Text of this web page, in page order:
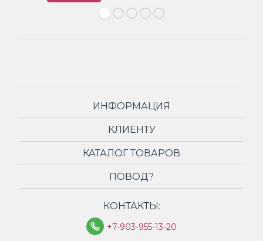
ИНФОРМАЦИЯ
КЛИЕНТУ
КАТАЛОГ ТОВАРОВ
ПОВОД?
КОНТАКТЫ:
+7-903-955-13-20